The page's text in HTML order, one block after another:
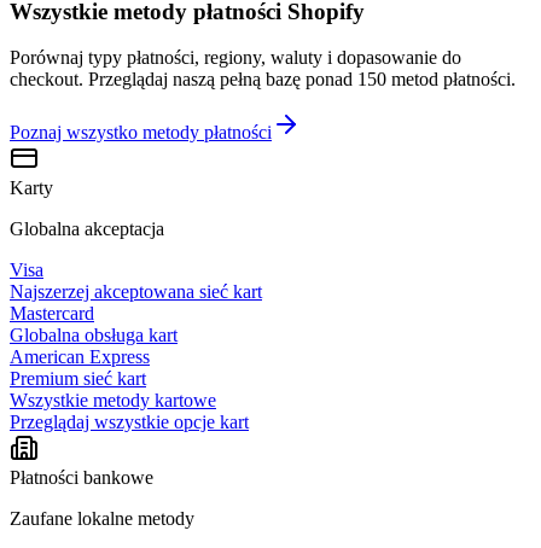
Wszystkie metody płatności Shopify
Porównaj typy płatności, regiony, waluty i dopasowanie do
checkout. Przeglądaj naszą pełną bazę ponad 150 metod płatności.
Poznaj wszystko metody płatności
Karty
Globalna akceptacja
Visa
Najszerzej akceptowana sieć kart
Mastercard
Globalna obsługa kart
American Express
Premium sieć kart
Wszystkie metody kartowe
Przeglądaj wszystkie opcje kart
Płatności bankowe
Zaufane lokalne metody